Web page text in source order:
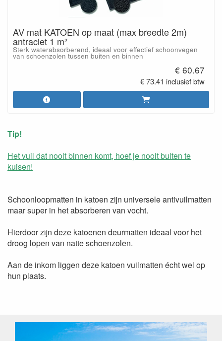
AV mat KATOEN op maat (max breedte 2m)
antraciet 1 m²
Sterk waterabsorberend, ideaal voor effectief schoonvegen
van schoenzolen tussen buiten en binnen
€ 60.67
€ 73.41 inclusief btw
Tip!
Het vuil dat nooit binnen komt, hoef je nooit buiten te
kuisen!
Schoonloopmatten in katoen zijn universele antivuilmatten
maar super in het absorberen van vocht.
Hierdoor zijn deze katoenen deurmatten ideaal voor het
droog lopen van natte schoenzolen.
Aan de inkom liggen deze katoen vuilmatten écht wel op
hun plaats.